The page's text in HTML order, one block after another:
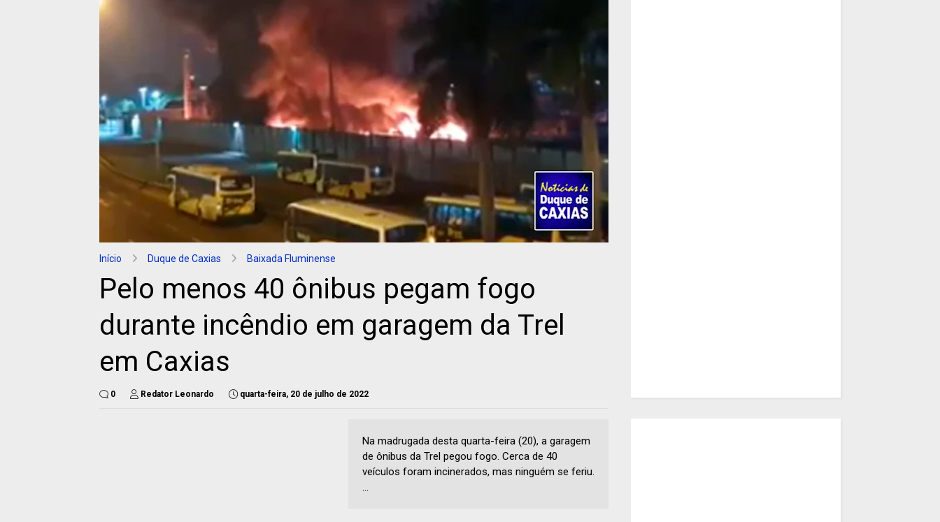
Início Duque de Caxias Baixada Fluminense
Pelo menos 40 ônibus pegam fogo
durante incêndio em garagem da Trel
em Caxias
0 Redator Leonardo quarta-feira, 20 de julho de 2022
Na madrugada desta quarta-feira (20), a garagem
de ônibus da Trel pegou fogo. Cerca de 40
veículos foram incinerados, mas ninguém se feriu.
...